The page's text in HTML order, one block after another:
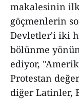
makalesinin
göçmenlerin
Devletler'i iki
bölünme
ediyor,
Protestan
diğer Latinler,